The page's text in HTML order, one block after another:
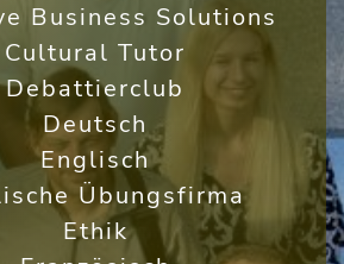
Business Solutions
Cultural Tutor
Debattierclub
Deutsch
Englisch
Übungsfirma
Ethik